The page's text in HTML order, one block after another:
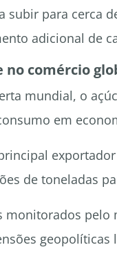
subir para cerca
adicional de
no comércio
mundial, o
em
de toneladas
monitorados pelo
geopolíticas